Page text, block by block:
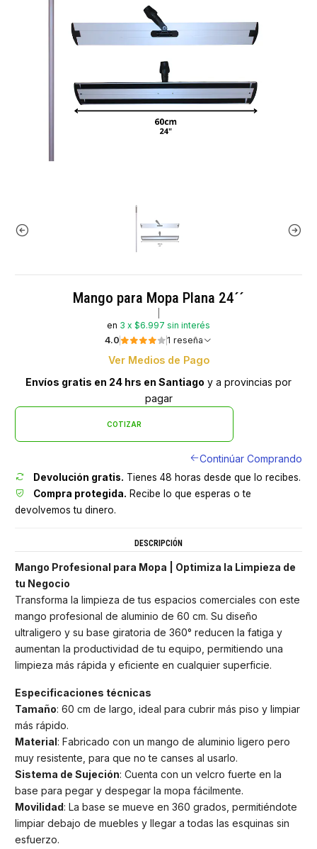
Mango para Mopa Plana 24´´
en 3 x $6.997 sin interés
4.0
1 reseña
Ver Medios de Pago
Envíos gratis en 24 hrs en Santiago y a provincias por
pagar
COTIZAR
Continúar Comprando
Devolución gratis. Tienes 48 horas desde que lo recibes.
Compra protegida. Recibe lo que esperas o te
devolvemos tu dinero.
DESCRIPCIÓN
Mango Profesional para Mopa | Optimiza la Limpieza de
tu Negocio
Transforma la limpieza de tus espacios comerciales con este
mango profesional de aluminio de 60 cm. Su diseño
ultraligero y su base giratoria de 360° reducen la fatiga y
aumentan la productividad de tu equipo, permitiendo una
limpieza más rápida y eficiente en cualquier superficie.
Especificaciones técnicas
Tamaño: 60 cm de largo, ideal para cubrir más piso y limpiar
más rápido.
Material: Fabricado con un mango de aluminio ligero pero
muy resistente, para que no te canses al usarlo.
Sistema de Sujeción: Cuenta con un velcro fuerte en la
base para pegar y despegar la mopa fácilmente.
Movilidad: La base se mueve en 360 grados, permitiéndote
limpiar debajo de muebles y llegar a todas las esquinas sin
esfuerzo.